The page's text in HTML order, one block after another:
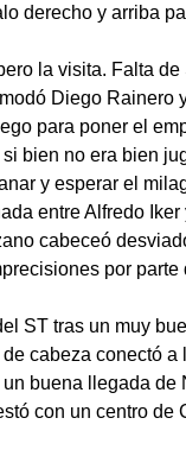
derecho y arriba
la visita. Falta
Diego Rainero
para poner el
bien no era bien
y esperar el
entre Alfredo
cabeceó
por
ST tras un muy
cabeza conectó a
buena llegada
con un centro de